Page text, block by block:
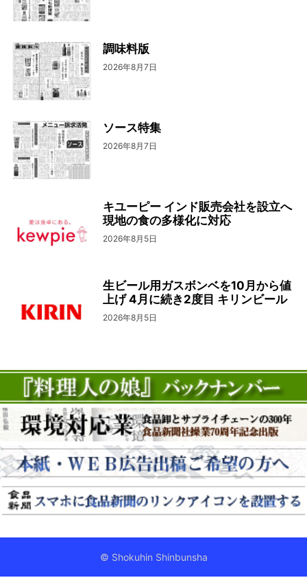
調味料版
2026年8月7日
ソース特集
2026年8月7日
キユーピー インド販売会社を設立へ
現地の食の多様化に対応
2026年8月5日
生ビール用ガスボンベを10月から値
上げ 4月に続き2度目 キリンビール
2026年8月5日
© Shokuhin Shinbunsha